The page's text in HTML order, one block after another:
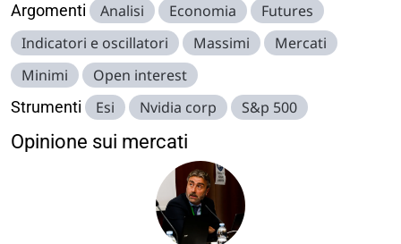
Argomenti Analisi Economia
Futures
Indicatori e oscillatori
Massimi
Mercati
Minimi
Open interest
Strumenti Esi Nvidia corp S&p 500
Opinione sui mercati